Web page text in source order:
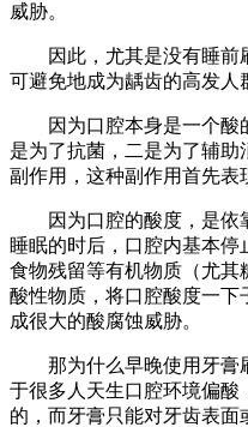
威胁。
因此，尤其是没有睡前
可避免地成为龋齿的高发人
因为口腔本身是一个酸
是为了抗菌，二是为了辅
副作用，这种副作用首先表
因为口腔的酸度，是依
睡眠的时后，口腔内基本
食物残留等有机物质（尤其
酸性物质，将口腔酸度一
成很大的酸腐蚀威胁。
那为什么早晚使用牙膏
于很多人天生口腔环境偏
的，而牙膏只能对牙齿表面